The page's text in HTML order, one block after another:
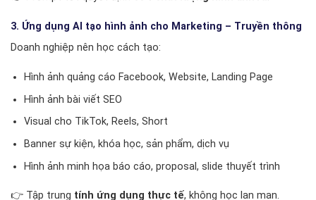
3. Ứng dụng AI tạo hình ảnh cho Marketing – Truyền thông
Doanh nghiệp nên học cách tạo:
Hình ảnh quảng cáo Facebook, Website, Landing Page
Hình ảnh bài viết SEO
Visual cho TikTok, Reels, Short
Banner sự kiện, khóa học, sản phẩm, dịch vụ
Hình ảnh minh họa báo cáo, proposal, slide thuyết trình
👉 Tập trung tính ứng dụng thực tế, không học lan man.